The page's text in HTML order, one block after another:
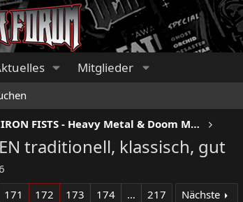
Mitglieder
IRON FISTS - Heavy Metal & Doom Metal
traditionell, klassisch, gut
171 172 173 174 … 217 Nächste